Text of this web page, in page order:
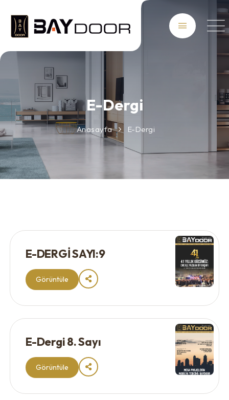
E-Dergi
Anasayfa E-Dergi
E-DERGİ SAYI:9
Görüntüle
E-Dergi 8. Sayı
Görüntüle